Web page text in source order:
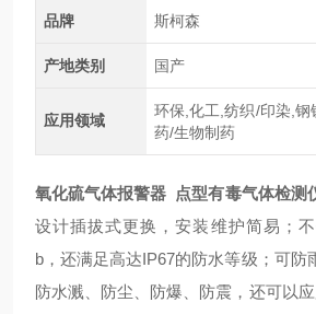
品牌 斯柯森
产地类别 国产
应用领域
环保,化工,纺织/印染,钢
药/生物制药
氧化硫气体报警器 点型有毒气体检测
设计插拔式更换，安装维护简易；
b，还满足高达IP67的防水等级；可防
防水溅、防尘、防爆、防震，还可以